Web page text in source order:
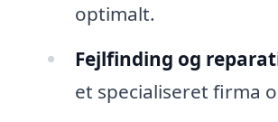
optimalt.
Fejlfinding og
et specialiseret firma